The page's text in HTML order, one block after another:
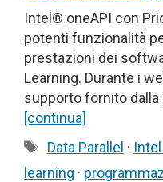
Intel® oneAPI con
potenti funzionalità
prestazioni dei
Learning. Durante i
supporto fornito
[continua]
Tag
Data Parallel ·
learning ·